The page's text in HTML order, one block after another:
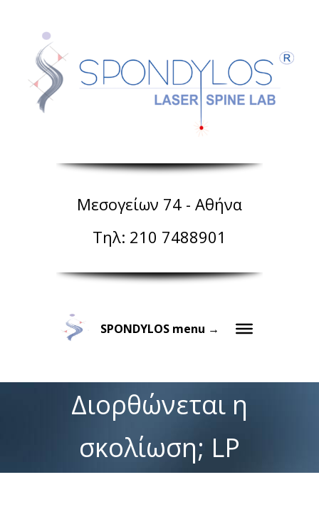
Μεσογείων 74 - Αθήνα
Τηλ: 210 7488901
SPONDYLOS menu →
Διορθώνεται η
σκολίωση; LP